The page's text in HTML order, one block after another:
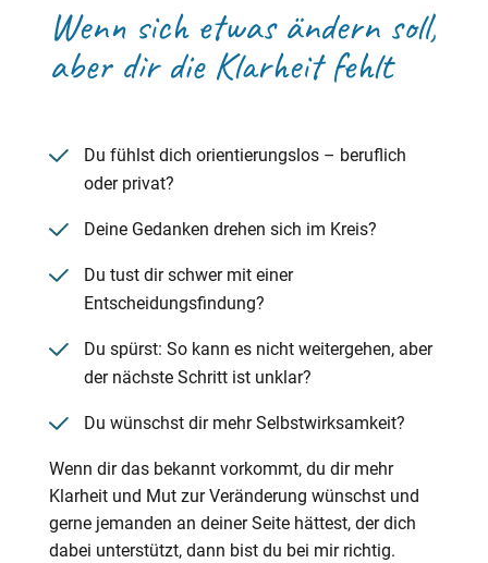
Wenn sich etwas ändern soll,
aber dir die Klarheit fehlt
Du fühlst dich orientierungslos – beruflich
oder privat?
Deine Gedanken drehen sich im Kreis?
Du tust dir schwer mit einer
Entscheidungsfindung?
Du spürst: So kann es nicht weitergehen, aber
der nächste Schritt ist unklar?
Du wünschst dir mehr Selbstwirksamkeit?
Wenn dir das bekannt vorkommt, du dir mehr
Klarheit und Mut zur Veränderung wünschst und
gerne jemanden an deiner Seite hättest, der dich
dabei unterstützt, dann bist du bei mir richtig.